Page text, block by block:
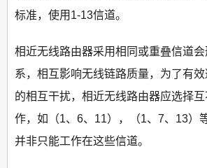
标准，使用1-13信道。
相近无线路由器采用相同或重叠信道
系，相互影响无线链路质量，为了有
的相互干扰，相近无线路由器应选择
作，如（1、6、11），（1、7、13）
并非只能工作在这些信道。